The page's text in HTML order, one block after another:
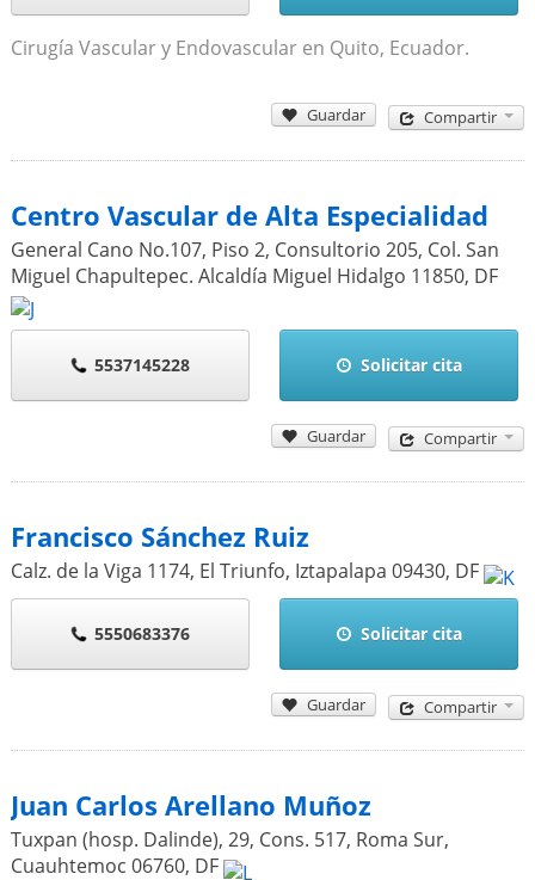
Cirugía Vascular y Endovascular en Quito, Ecuador.
Guardar Compartir
Centro Vascular de Alta Especialidad
General Cano No.107, Piso 2, Consultorio 205, Col. San
Miguel Chapultepec. Alcaldía Miguel Hidalgo 11850, DF
5537145228 Solicitar cita
Guardar Compartir
Francisco Sánchez Ruiz
Calz. de la Viga 1174, El Triunfo, Iztapalapa 09430, DF
5550683376 Solicitar cita
Guardar Compartir
Juan Carlos Arellano Muñoz
Tuxpan (hosp. Dalinde), 29, Cons. 517, Roma Sur,
Cuauhtemoc 06760, DF